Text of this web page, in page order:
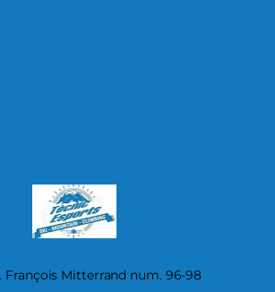
François Mitterrand num. 96-98